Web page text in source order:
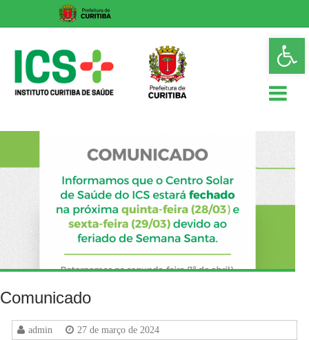
content
ICS
Curitiba
Comunicado
admin 27 de março de 2024